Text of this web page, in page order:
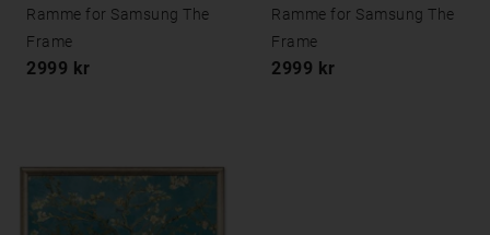
Ramme for Samsung The
Frame
2999 kr
Ramme for Samsung The
Frame
2999 kr